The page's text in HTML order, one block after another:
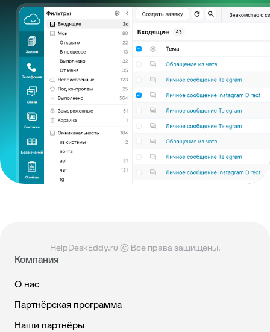
HelpDeskEddy.ru © Все права защищены.
Компания
О нас
Партнёрская программа
Наши партнёры